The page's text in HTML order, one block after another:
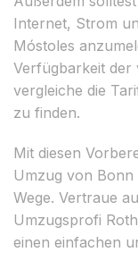
Internet, Strom
Móstoles
Verfügbarkeit der
vergleiche die
zu finden.
Mit diesen
Umzug von
Wege. Vertraue
Umzugsprofi
einen einfachen